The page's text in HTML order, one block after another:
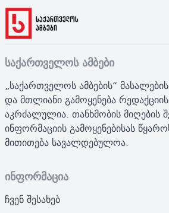
საქართველოს ამბები
„საქართველოს ამბების“
და მთლიანი გამოყენება
აკრძალულია. თანხმობის მიღების
ინფორმაციის გამოყენებისას
მითითება სავალდებულოა.
ინფორმაცია
ჩვენ შესახებ